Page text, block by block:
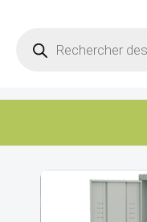
search